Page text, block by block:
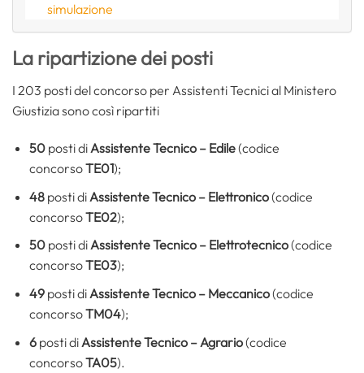
simulazione
La ripartizione dei posti
I 203 posti del concorso per Assistenti Tecnici al Ministero
Giustizia sono così ripartiti
50posti diAssistente Tecnico – Edile(codice
concorsoTE01);
48posti di Assistente Tecnico – Elettronico(codice
concorsoTE02);
50posti diAssistente Tecnico – Elettrotecnico(codice
concorsoTE03);
49posti di Assistente Tecnico – Meccanico(codice
concorsoTM04);
6posti di Assistente Tecnico – Agrario(codice
concorsoTA05).